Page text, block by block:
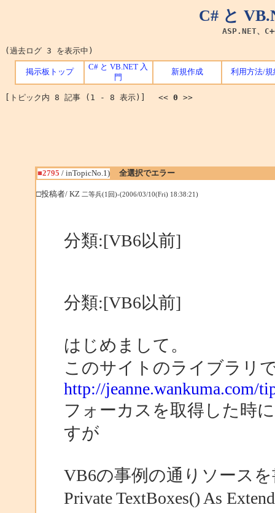
C# と
ASP.NET、
(過去ログ 3 を表示中)
掲示板トップ
C# と VB.NET 入
門
新規作成 利用方法/規
[トピック内 8 記事 (1 - 8 表示)] << 0 >>
■2795 / inTopicNo.1) 全選択でエラー
□投稿者/ KZ 二等兵(1回)-(2006/03/10(Fri) 18:38:21)
分類:[VB6以前]
分類:[VB6以前]
はじめまして。
このサイトのライブラリ
http://jeanne.wankuma.com/
フォーカスを取得した時
すが
VB6の事例の通りソース
Private TextBoxes() As